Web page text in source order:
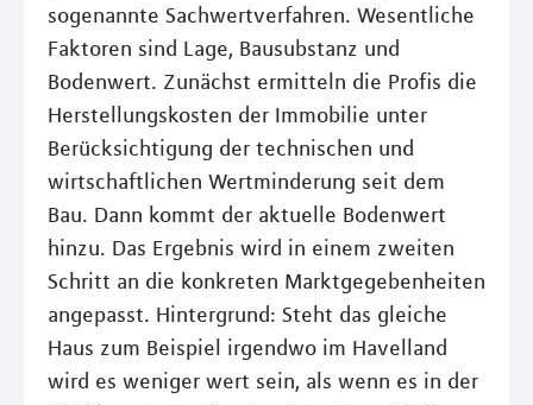
sogenannte Sachwertverfahren. Wesentliche
Faktoren sind Lage, Bausubstanz und
Bodenwert. Zunächst ermitteln die Profis die
Herstellungskosten der Immobilie unter
Berücksichtigung der technischen und
wirtschaftlichen Wertminderung seit dem
Bau. Dann kommt der aktuelle Bodenwert
hinzu. Das Ergebnis wird in einem zweiten
Schritt an die konkreten Marktgegebenheiten
angepasst. Hintergrund: Steht das gleiche
Haus zum Beispiel irgendwo im Havelland
wird es weniger wert sein, als wenn es in der